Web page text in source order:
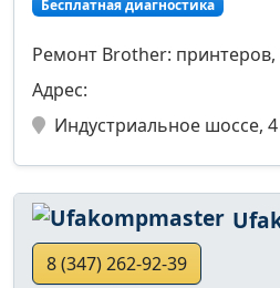
Бесплатная диагностика
Ремонт Brother:
Адрес:
Индустриальное шоссе, 4
8 (347) 262-92-39